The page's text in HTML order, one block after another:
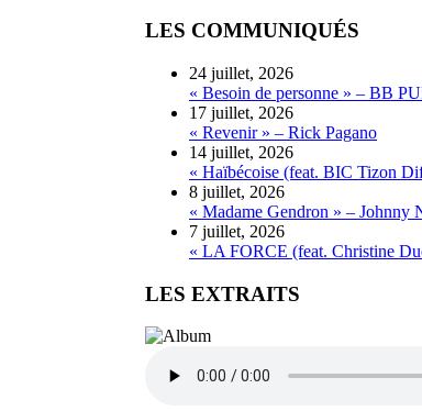
LES COMMUNIQUÉS
24 juillet, 2026
« Besoin de personne » – BB
17 juillet, 2026
« Revenir » – Rick Pagano
14 juillet, 2026
« Haïbécoise (feat. BIC Tizon
8 juillet, 2026
« Madame Gendron » – Johnny
7 juillet, 2026
« LA FORCE (feat. Christine
LES EXTRAITS